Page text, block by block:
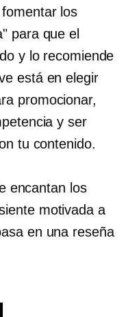
los
para que el
y lo recomiende
está en elegir
promocionar,
y ser
tu contenido.
encantan los
motivada a
en una reseña